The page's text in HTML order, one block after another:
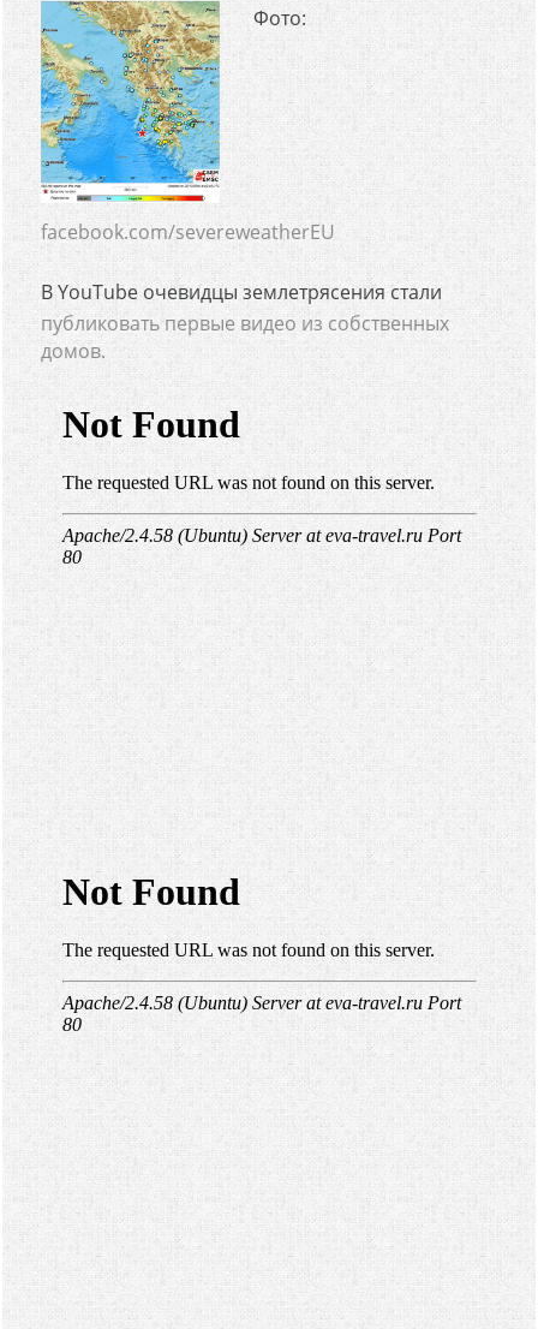
Фото:
facebook.com/severeweatherEU
В YouTube очевидцы землетрясения стали
публиковать первые видео из собственных
домов.